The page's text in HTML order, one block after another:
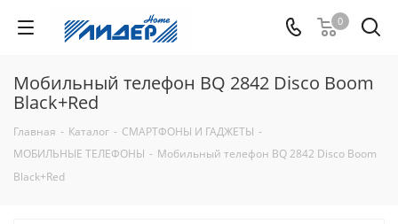
0
Мобильный телефон BQ 2842 Disco Boom
Black+Red
Главная - Каталог - СМАРТФОНЫ И ГАДЖЕТЫ -
МОБИЛЬНЫЕ ТЕЛЕФОНЫ - Мобильный телефон BQ 2842 Disco Boom
Black+Red